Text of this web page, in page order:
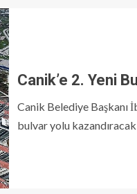
Canik’e 2. Yeni
Canik Belediye Başkanı
bulvar yolu